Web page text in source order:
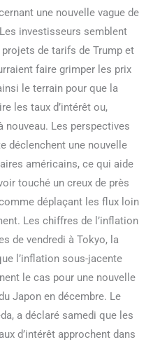
une nouvelle vague de
investisseurs semblent
de tarifs de Trump et
faire grimper les prix
le terrain pour que la
les taux d’intérêt ou,
nouveau. Les perspectives
déclenchent une nouvelle
américains, ce qui aide
touché un creux de près
déplaçant les flux loin
Les chiffres de l’inflation
de vendredi à Tokyo, la
l’inflation sous-jacente
le cas pour une nouvelle
Japon en décembre. Le
a déclaré samedi que les
d’intérêt approchent dans